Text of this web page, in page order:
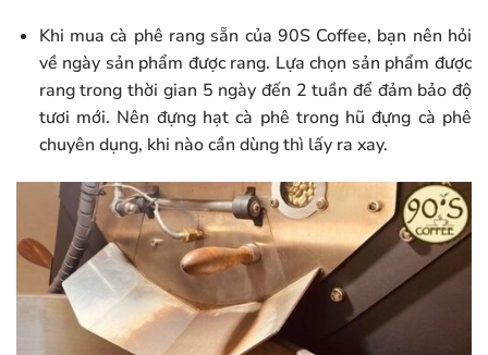
Khi mua cà phê rang sẵn của 90S Coffee, bạn nên hỏi
về ngày sản phẩm được rang. Lựa chọn sản phẩm được
rang trong thời gian 5 ngày đến 2 tuần để đảm bảo độ
tươi mới. Nên đựng hạt cà phê trong hũ đựng cà phê
chuyên dụng, khi nào cần dùng thì lấy ra xay.